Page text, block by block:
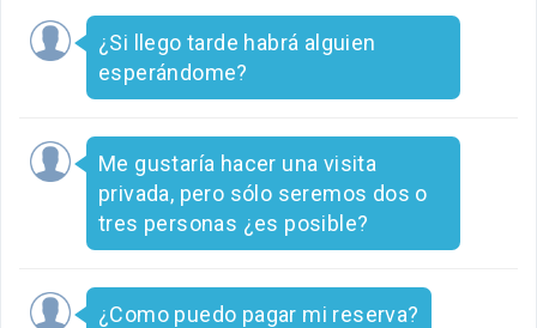
¿Si llego tarde habrá alguien
esperándome?
Me gustaría hacer una visita
privada, pero sólo seremos dos o
tres personas ¿es posible?
¿Como puedo pagar mi reserva?